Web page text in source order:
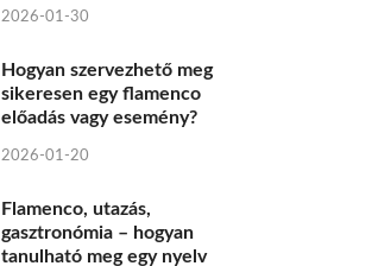
2026-01-30
Hogyan szervezhető meg
sikeresen egy flamenco
előadás vagy esemény?
2026-01-20
Flamenco, utazás,
gasztronómia – hogyan
tanulható meg egy nyelv